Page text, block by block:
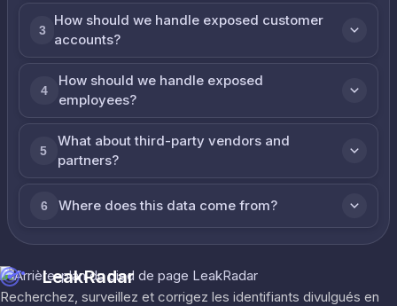
3
How should we handle exposed customer
accounts?
4
How should we handle exposed
employees?
5
What about third-party vendors and
partners?
6 Where does this data come from?
LeakRadar
Recherchez, surveillez et corrigez les identifiants divulgués en